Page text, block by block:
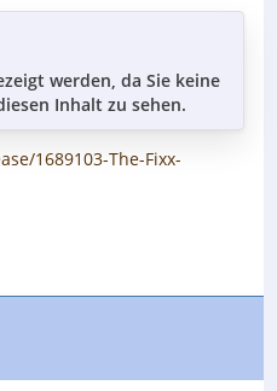
werden, da Sie keine
Inhalt zu sehen.
1689103-The-Fixx-